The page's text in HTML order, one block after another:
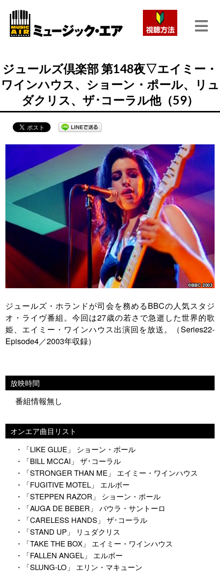
ジュールズ倶楽部 第148夜▽エイミー・
ワインハウス、ショーン・ポール、リュ
ダクリス、ザ･コーラル他（59）
ジュールズ・ホランドが司会を務めるBBCの人気スタジ
オ・ライヴ番組。今回は27歳の若さで急逝した世界的歌
姫、エイミー・ワインハウス出演回を放送。（Series22-
Episode4／2003年収録）
放映時間
番組情報無し
オンエア曲目リスト
・「LIKE GLUE」 ショーン・ポール
・「BILL MCCAI」 ザ･コーラル
・「STRONGER THAN ME」 エイミー・ワインハウス
・「FUGITIVE MOTEL」 エルボー
・「STEPPEN RAZOR」 ショーン・ポール
・「AUGA DE BEBER」 パウラ・サントーロ
・「CARELESS HANDS」 ザ･コーラル
・「STAND UP」 リュダクリス
・「TAKE THE BOX」 エイミー・ワインハウス
・「FALLEN ANGEL」 エルボー
・「SLUNG-LO」 エリン・マキューン